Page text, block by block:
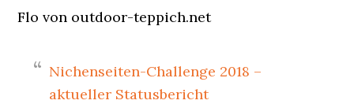
Flo von outdoor-teppich.net
Nichenseiten-Challenge 2018 –
aktueller Statusbericht